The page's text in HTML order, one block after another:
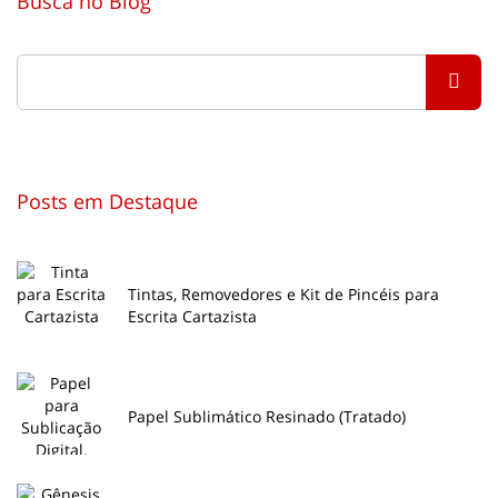
Posts em Destaque
Tintas, Removedores e Kit de Pincéis para
Escrita Cartazista
Papel Sublimático Resinado (Tratado)